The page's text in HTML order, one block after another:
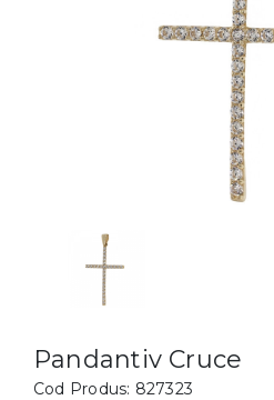
BIJUTERII COPII
Cercei
Bratari
Pandantiv Cruce
Cod Produs: 827323